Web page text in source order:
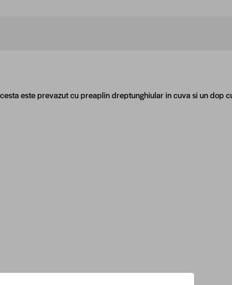
este prevazut cu preaplin dreptunghiular in cuva si un dop